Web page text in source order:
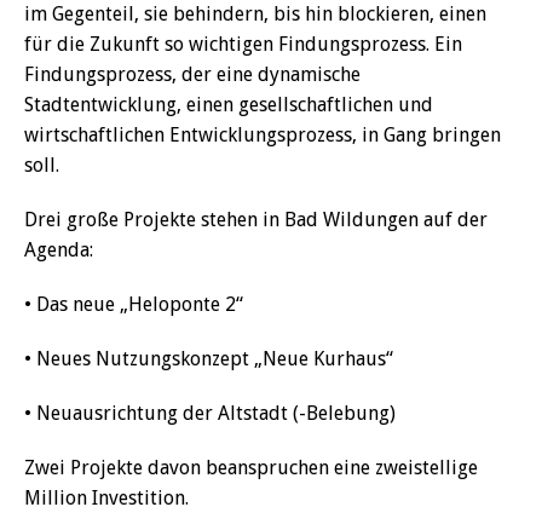
im Gegenteil, sie behindern, bis hin blockieren, einen
für die Zukunft so wichtigen Findungsprozess. Ein
Findungsprozess, der eine dynamische
Stadtentwicklung, einen gesellschaftlichen und
wirtschaftlichen Entwicklungsprozess, in Gang bringen
soll.
Drei große Projekte stehen in Bad Wildungen auf der
Agenda:
• Das neue „Heloponte 2“
• Neues Nutzungskonzept „Neue Kurhaus“
• Neuausrichtung der Altstadt (-Belebung)
Zwei Projekte davon beanspruchen eine zweistellige
Million Investition.